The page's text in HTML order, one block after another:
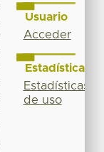
Usuario
Acceder
Estadísticas
Estadísticas
de uso